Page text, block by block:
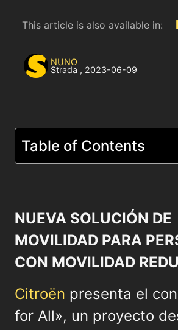
This article is also available in:
NUNO
Strada , 2023-06-09
Table of Contents
NUEVA SOLUCIÓN DE
MOVILIDAD PARA
CON MOVILIDAD
Citroën presenta el
for All», un proyecto